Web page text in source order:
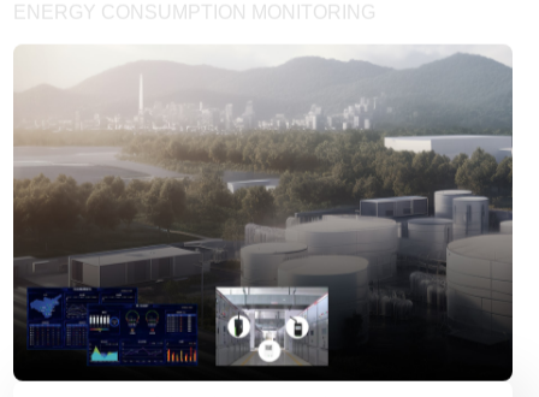
ENERGY CONSUMPTION MONITORING